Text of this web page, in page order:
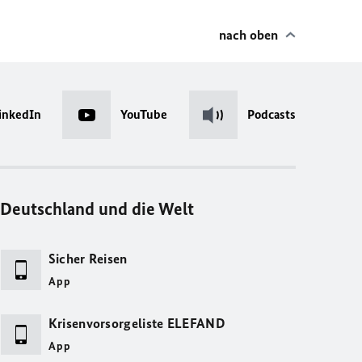
nach oben
YouTube Podcasts
Deutschland und die Welt
Sicher Reisen
App
Krisenvorsorgeliste ELEFAND
App